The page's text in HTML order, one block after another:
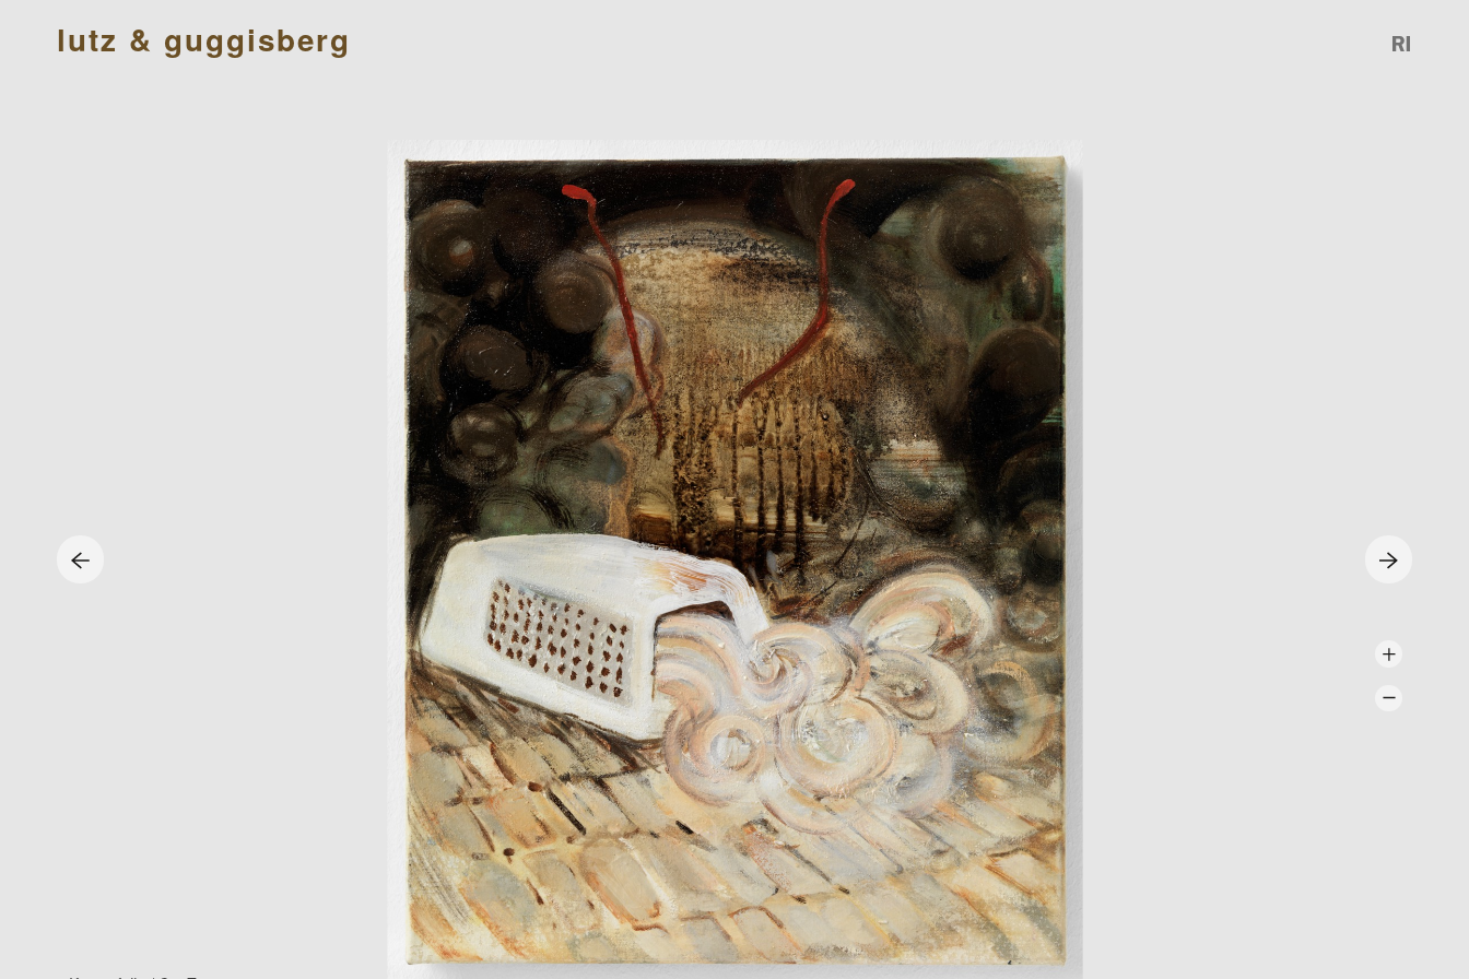
lutz & guggisberg